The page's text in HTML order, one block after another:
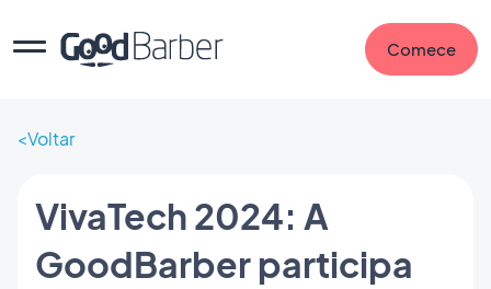
Comece
Voltar
VivaTech 2024: A
GoodBarber participa